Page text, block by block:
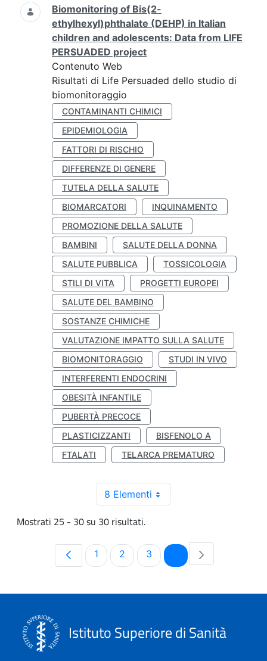
Biomonitoring of Bis(2-
ethylhexyl)phthalate (DEHP) in Italian
children and adolescents: Data from LIFE
PERSUADED project
Contenuto Web
Risultati di Life Persuaded dello studio di
biomonitoraggio
CONTAMINANTI CHIMICI
EPIDEMIOLOGIA
FATTORI DI RISCHIO
DIFFERENZE DI GENERE
TUTELA DELLA SALUTE
BIOMARCATORI
INQUINAMENTO
PROMOZIONE DELLA SALUTE
BAMBINI
SALUTE DELLA DONNA
SALUTE PUBBLICA
TOSSICOLOGIA
STILI DI VITA
PROGETTI EUROPEI
SALUTE DEL BAMBINO
SOSTANZE CHIMICHE
VALUTAZIONE IMPATTO SULLA SALUTE
BIOMONITORAGGIO
STUDI IN VIVO
INTERFERENTI ENDOCRINI
OBESITÀ INFANTILE
PUBERTÀ PRECOCE
PLASTICIZZANTI
BISFENOLO A
FTALATI
TELARCA PREMATURO
8 Elementi
Mostrati 25 - 30 su 30 risultati.
Pagina
1 Pagina
2 Pagina
3 Pagina
Istituto Superiore di Sanità